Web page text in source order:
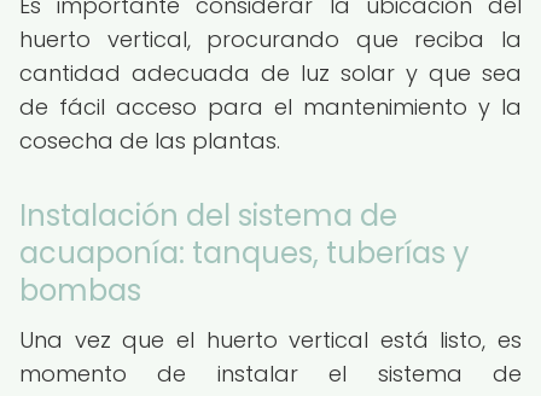
huerto vertical, procurando que reciba la
cantidad adecuada de luz solar y que sea
de fácil acceso para el mantenimiento y la
cosecha de las plantas.
Instalación del sistema de
acuaponía: tanques, tuberías y
bombas
Una vez que el huerto vertical está listo, es
momento de instalar el sistema de